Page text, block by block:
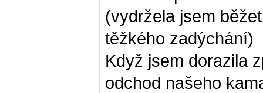
(vydržela jsem
těžkého zadýchání)
Když jsem dorazila
odchod našeho